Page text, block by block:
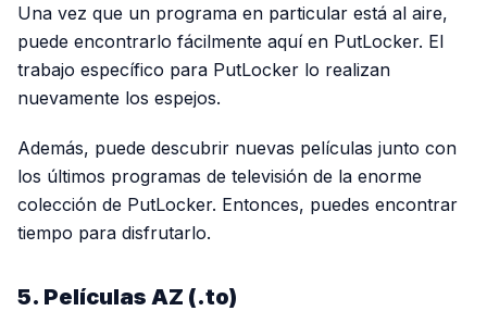
Una vez que un programa en particular está al aire,
puede encontrarlo fácilmente aquí en PutLocker. El
trabajo específico para PutLocker lo realizan
nuevamente los espejos.
Además, puede descubrir nuevas películas junto con
los últimos programas de televisión de la enorme
colección de PutLocker. Entonces, puedes encontrar
tiempo para disfrutarlo.
5. Películas AZ (.to)